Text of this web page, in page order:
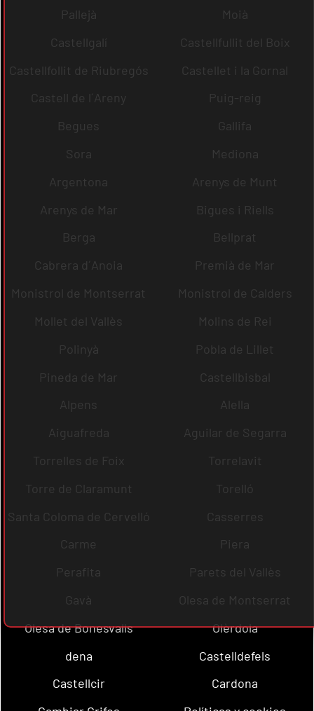
Pallejà
Moià
Castellgalí
Castellfullit del Boix
Castellfollit de Riubregós
Castellet i la Gornal
Castell de l´Areny
Puig-reig
Begues
Gallifa
Sora
Mediona
Argentona
Arenys de Munt
Arenys de Mar
Bigues i Riells
Berga
Bellprat
Cabrera d´Anoia
Premià de Mar
Monistrol de Montserrat
Monistrol de Calders
Mollet del Vallès
Molins de Rei
Polinyà
Pobla de Lillet
Pineda de Mar
Castellbisbal
Alpens
Alella
Aiguafreda
Aguilar de Segarra
Torrelles de Foix
Torrelavit
Torre de Claramunt
Torelló
Santa Coloma de Cervelló
Casserres
Carme
Piera
Perafita
Parets del Vallès
Gavà
Olesa de Montserrat
Olesa de Bonesvalls
Olèrdola
dena
Castelldefels
Castellcir
Cardona